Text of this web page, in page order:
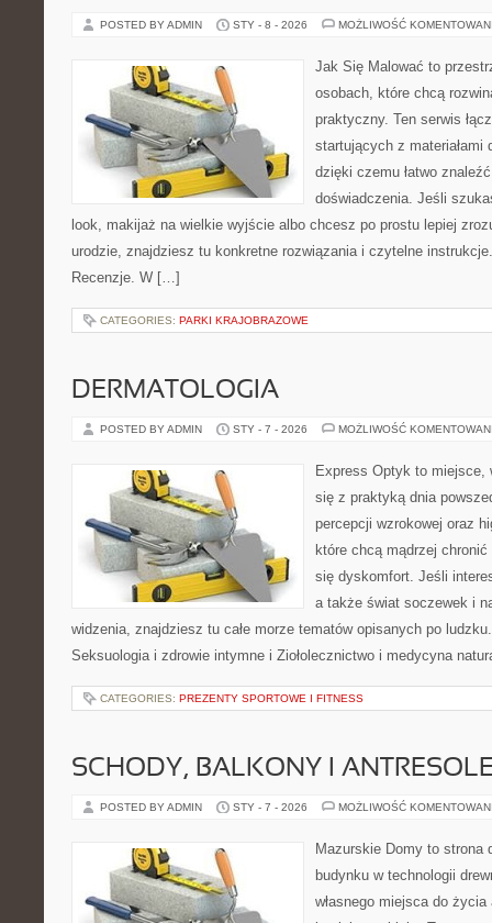
POSTED BY ADMIN STY - 8 - 2026 MOŻLIWOŚĆ
Jak Się Malować to
osobach, które chcą
praktyczny. Ten serwis
startujących z materiałami
dzięki czemu łatwo
doświadczenia. Jeśli
look, makijaż na wielkie wyjście albo chcesz po prostu lepiej
urodzie, znajdziesz tu konkretne rozwiązania i czytelne
Recenzje. W […]
CATEGORIES: PARKI KRAJOBRAZOWE
DERMATOLOGIA
POSTED BY ADMIN STY - 7 - 2026 MOŻLIWOŚĆ
Express Optyk to
się z praktyką dnia
percepcji wzrokowej oraz
które chcą mądrzej
się dyskomfort. Jeśli
a także świat soczewek i
widzenia, znajdziesz tu całe morze tematów opisanych po
Seksuologia i zdrowie intymne i Ziołolecznictwo i medycyna
CATEGORIES: PREZENTY SPORTOWE I FITNESS
SCHODY, BALKONY I
POSTED BY ADMIN STY - 7 - 2026 MOŻLIWOŚĆ
Mazurskie Domy to strona
budynku w technologii
własnego miejsca do